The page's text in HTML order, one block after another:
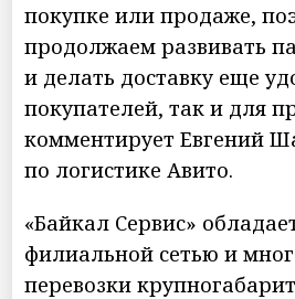
покупке или продаже,
продолжаем развивать
и делать доставку еще
покупателей, так и для
комментирует Евгений
по логистике Авито.
«Байкал Сервис»
филиальной сетью и
перевозки